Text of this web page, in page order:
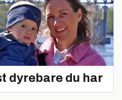
dyrebare du har